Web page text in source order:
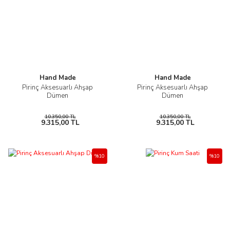
Hand Made
Pirinç Aksesuarlı Ahşap
Dümen
10.350,00 TL
9.315,00 TL
Hand Made
Pirinç Aksesuarlı Ahşap
Dümen
10.350,00 TL
9.315,00 TL
%10 %10